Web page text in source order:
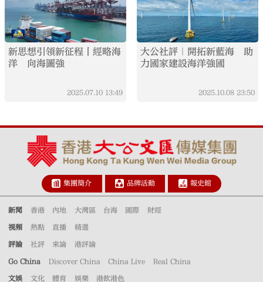
新思想引領新征程丨經略海
洋 向海圖強
2025.07.10 13:49
大公社評｜開拓新藍海 助
力國家建設海洋強國
2025.10.08 23:50
集團簡介 品牌活動 報史館
新聞 香港 內地 大灣區 台海 國際 財經
視頻 熱點 直播 精選
評論 社評 來論 港評論
Go China Discover China China Live Real China
文娛 文化 體育 娛樂 港飲港色